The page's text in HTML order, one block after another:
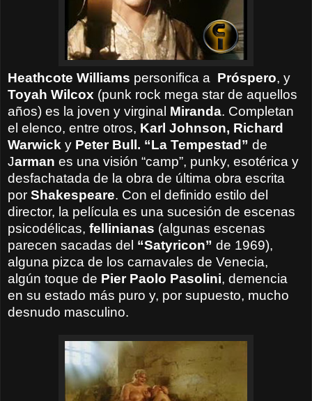
Heathcote Williams personifica a Próspero, y
Toyah Wilcox (punk rock mega star de aquellos
años) es la joven y virginal Miranda. Completan
el elenco, entre otros, Karl Johnson, Richard
Warwick y Peter Bull. “La Tempestad” de
Jarman es una visión “camp”, punky, esotérica y
desfachatada de la obra de última obra escrita
por Shakespeare. Con el definido estilo del
director, la película es una sucesión de escenas
psicodélicas, fellinianas (algunas escenas
parecen sacadas del “Satyricon” de 1969),
alguna pizca de los carnavales de Venecia,
algún toque de Pier Paolo Pasolini, demencia
en su estado más puro y, por supuesto, mucho
desnudo masculino.